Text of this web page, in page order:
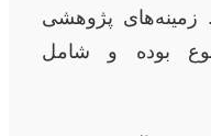
زمینه‌های پژوهشی
بوده و شامل